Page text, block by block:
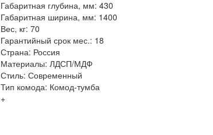
Габаритная глубина, мм: 430
Габаритная ширина, мм: 1400
Вес, кг: 70
Гарантийный срок мес.: 18
Страна: Россия
Материалы: ЛДСП/МДФ
Стиль: Современный
Тип комода: Комод-тумба
+